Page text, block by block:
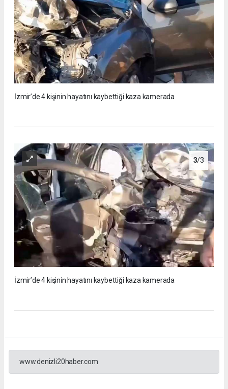
İzmir’de 4 kişinin hayatını kaybettiği kaza kamerada
3/3
İzmir’de 4 kişinin hayatını kaybettiği kaza kamerada
www.denizli20haber.com